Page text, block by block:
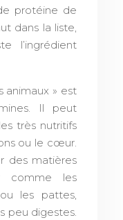
protéine de
dans la liste,
l’ingrédient
animaux » est
Il peut
très nutritifs
ou le cœur.
des matières
comme les
les pattes,
peu digestes.